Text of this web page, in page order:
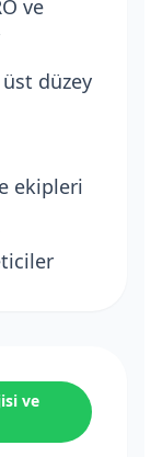
ve
düzey
ekipleri
ve